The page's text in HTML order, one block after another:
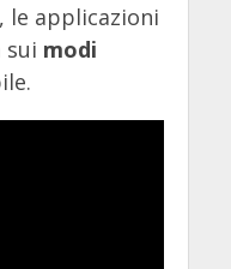
le applicazioni
sui modi